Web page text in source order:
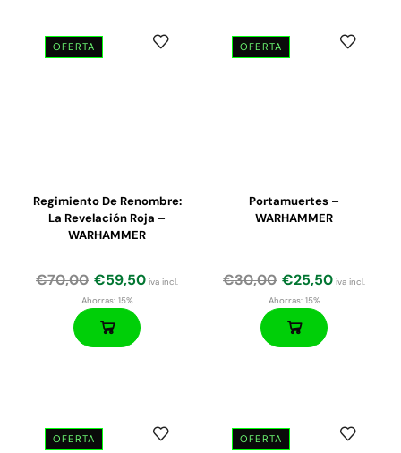
OFERTA
Regimiento De Renombre:
La Revelación Roja –
WARHAMMER
€70,00 €59,50 iva incl.
Ahorras:15%
OFERTA
Portamuertes –
WARHAMMER
€30,00 €25,50 iva incl.
Ahorras:15%
OFERTA OFERTA